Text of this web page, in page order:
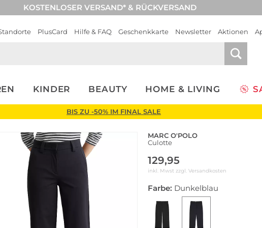
KOSTENLOSER VERSAND* & RÜCKVERSAND
PlusCard Hilfe & FAQ Geschenkkarte Newsletter Aktionen
KINDER BEAUTY HOME & LIVING
BIS ZU -50% IM FINAL SALE
MARC O'POLO
Culotte
129,95
inkl. Mwst zzgl. Versandkosten
Farbe: Dunkelblau